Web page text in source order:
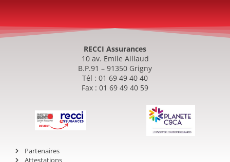
RECCI Assurances
10 av. Emile Aillaud
B.P.91 – 91350 Grigny
Tél : 01 69 49 40 40
Fax : 01 69 49 40 59
Partenaires
Attestations